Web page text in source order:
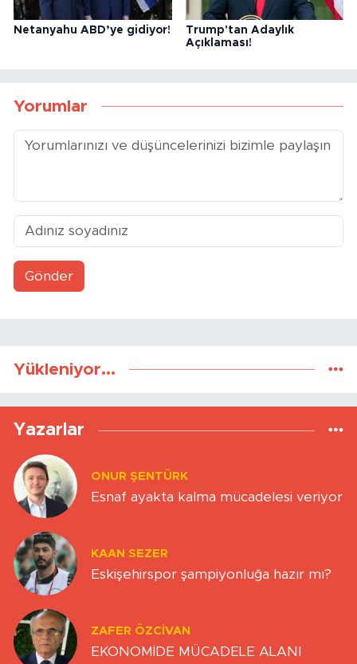
Netanyahu ABD’ye gidiyor!
Trump'tan Adaylık
Açıklaması!
Yorumlar
Gönder
Yükleniyor...
Yazarlar
ONUR ŞENTÜRK
Esnaf ayakta kalma mücadelesi veriyor
KAAN SEZER
Eskişehirspor şampiyonluğa hazır mı?
ZAFER ÖZCIVAN
EKONOMİDE MÜCADELE ALANI